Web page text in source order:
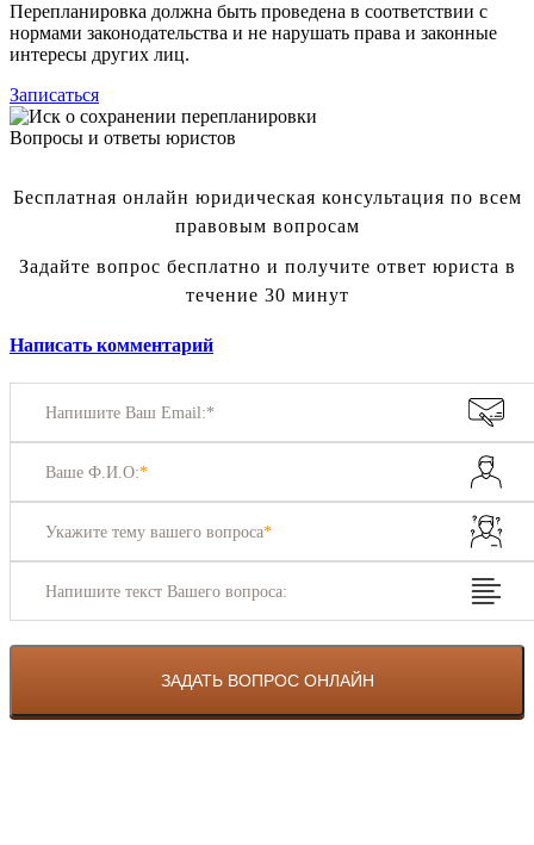
Перепланировка должна быть проведена в соответствии с
нормами законодательства и не нарушать права и законные
интересы других лиц.
Записаться
Вопросы и ответы юристов
Бесплатная онлайн юридическая консультация по всем
правовым вопросам
Задайте вопрос бесплатно и получите ответ юриста в
течение 30 минут
Написать комментарий
Напишите Ваш Email:*
Ваше Ф.И.О:*
Укажите тему вашего вопроса*
Напишите текст Вашего вопроса: